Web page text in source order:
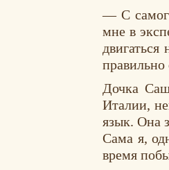
— С
мне в
правильно
Дочка
Италии,
язык. Она
Сама я,
время